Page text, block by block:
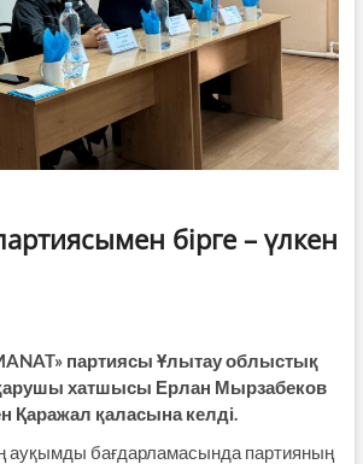
бірге – үлкен
партиясы Ұлытау облыстық
хатшысы Ерлан Мырзабеков
қаласына келді.
бағдарламасында партияның